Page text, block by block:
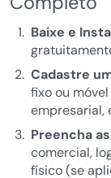
Baixe e
Cadastre
fixo ou
empresarial,
Preencha
comercial,
físico (se